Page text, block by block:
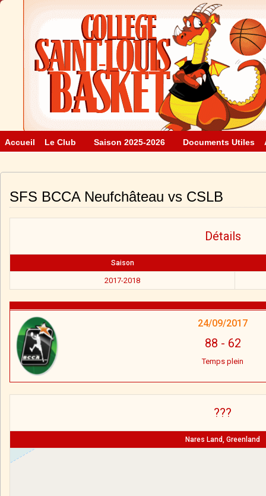
Accueil Le Club Saison 2025-2026 Documents Utiles
SFS BCCA Neufchâteau vs CSLB
Détails
Saison
2017-2018
24/09/2017
88 - 62
Temps plein
???
Nares Land, Greenland